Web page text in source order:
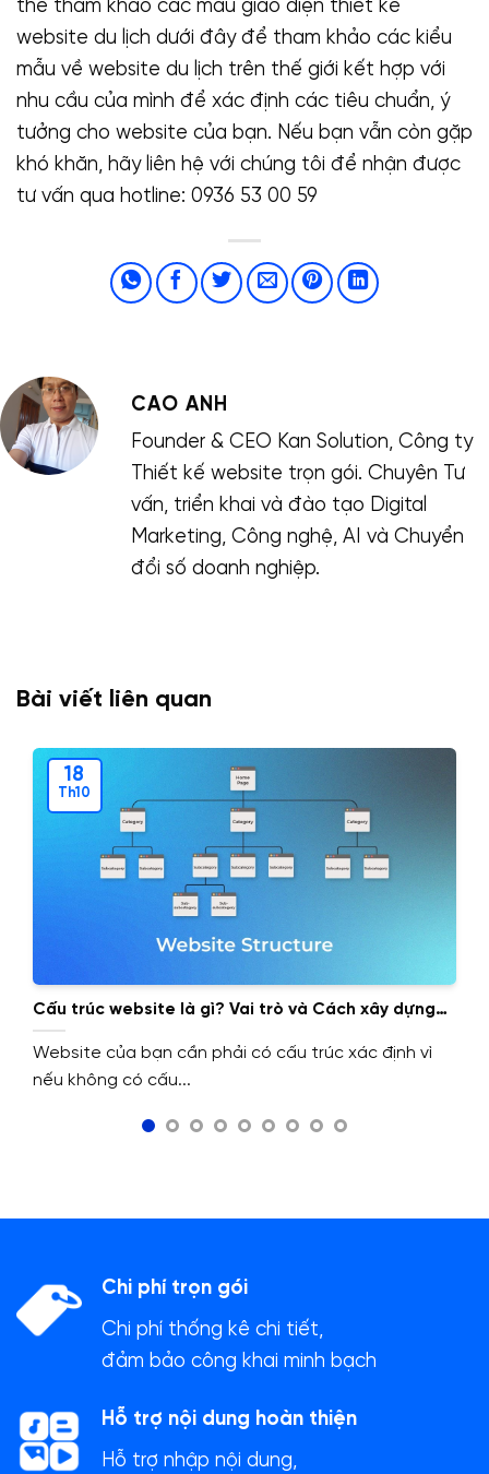
thể tham khảo các mẫu giao diện thiết kế
website du lịch dưới đây để tham khảo các kiểu
mẫu về website du lịch trên thế giới kết hợp với
nhu cầu của mình để xác định các tiêu chuẩn, ý
tưởng cho website của bạn. Nếu bạn vẫn còn gặp
khó khăn, hãy liên hệ với chúng tôi để nhận được
tư vấn qua hotline: 0936 53 00 59
CAO ANH
Founder & CEO Kan Solution, Công ty
Thiết kế website trọn gói. Chuyên Tư
vấn, triển khai và đào tạo Digital
Marketing, Công nghệ, AI và Chuyển
đổi số doanh nghiệp.
Bài viết liên quan
Cấu trúc website là gì? Vai trò và Cách xây dựng
cấu trúc website.
Website của bạn cần phải có cấu trúc xác định vì
nếu không có cấu...
18
Th10
Chi phí trọn gói
Chi phí thống kê chi tiết,
đảm bảo công khai minh bạch
Hỗ trợ nội dung hoàn thiện
Hỗ trợ nhập nội dung,